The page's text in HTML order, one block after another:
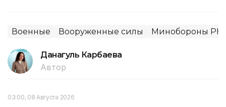
Военные Вооруженные силы Минобороны РК
Данагуль Карбаева
Автор
03:00, 08 Августа 2026